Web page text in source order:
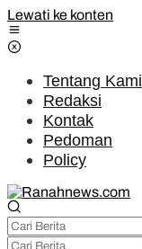
Lewati ke konten
Tentang Kami
Redaksi
Kontak
Pedoman
Policy